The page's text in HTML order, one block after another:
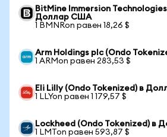
BitMine Immersion
Доллар США
1 BMNRon равен 18,26 $
Arm Holdings plc (Ondo
1 ARMon равен 283,53 $
Eli Lilly (Ondo Tokenized) в
1 LLYon равен 1 179,57 $
Lockheed (Ondo Tokenized) в
1 LMTon равен 593,87 $